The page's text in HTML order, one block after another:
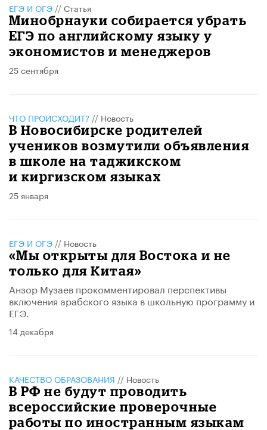
ЕГЭ И ОГЭ // Статья
Минобрнауки собирается убрать
ЕГЭ по английскому языку у
экономистов и менеджеров
25 сентября
ЧТО ПРОИСХОДИТ? // Новость
В Новосибирске родителей
учеников возмутили объявления
в школе на таджикском
и киргизском языках
25 января
ЕГЭ И ОГЭ // Новость
«Мы открыты для Востока и не
только для Китая»
Анзор Музаев прокомментировал перспективы
включения арабского языка в школьную программу и
ЕГЭ.
14 декабря
КАЧЕСТВО ОБРАЗОВАНИЯ // Новость
В РФ не будут проводить
всероссийские проверочные
работы по иностранным языкам